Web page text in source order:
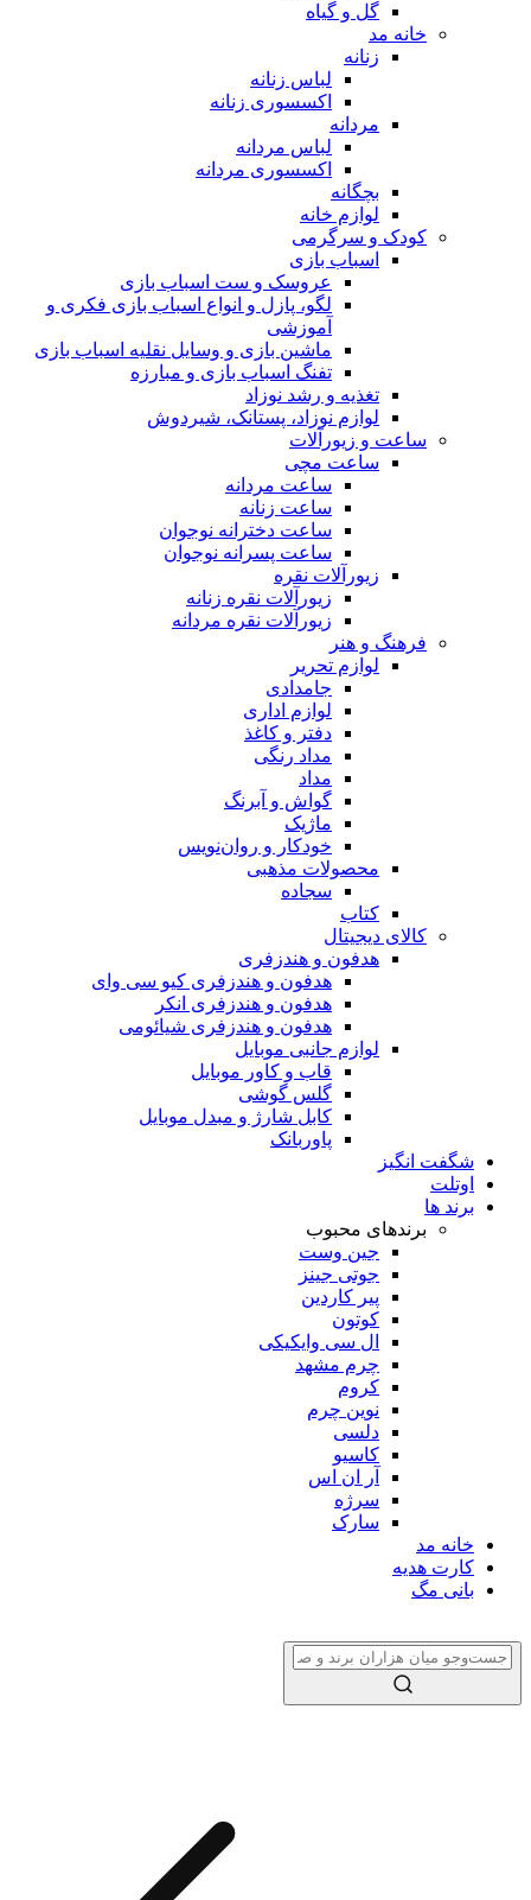
گل و گیاه
خانه مد
زنانه
لباس زنانه
اکسسوری زنانه
مردانه
لباس مردانه
اکسسوری مردانه
بچگانه
لوازم خانه
کودک و سرگرمی
اسباب بازی
عروسک و ست اسباب بازی
لگو، پازل و انواع اسباب بازی فکری و
آموزشی
ماشین بازی و وسایل نقلیه اسباب بازی
تفنگ اسباب بازی و مبارزه
تغذیه و رشد نوزاد
لوازم نوزاد، پستانک، شیردوش
ساعت و زیور‌آلات
ساعت مچی
ساعت مردانه
ساعت زنانه
ساعت دخترانه نوجوان
ساعت پسرانه نوجوان
زیورآلات نقره
زیورآلات نقره زنانه
زیورآلات نقره مردانه
فرهنگ و هنر
لوازم تحریر
جامدادی
لوازم اداری
دفتر و کاغذ
مداد رنگی
مداد
گواش و آبرنگ
ماژیک
خودکار و روان‌نویس
محصولات مذهبی
سجاده
کتاب
کالای دیجیتال
هدفون و هندزفری
هدفون و هندزفری کیو سی وای
هدفون و هندزفری انکر
هدفون و هندزفری شیائومی
لوازم جانبی موبایل
قاب و کاور موبایل
گلس گوشی
کابل شارژ و مبدل موبایل
پاوربانک
شگفت انگیز
اوتلت
برند ها
برندهای محبوب
جین وست
جوتی جینز
پیر کاردین
کوتون
ال سی وایکیکی
چرم مشهد
کروم
نوین چرم
دلسی
کاسیو
آر ان اس
سرژه
سارک
خانه مد
کارت هدیه
بانی مگ